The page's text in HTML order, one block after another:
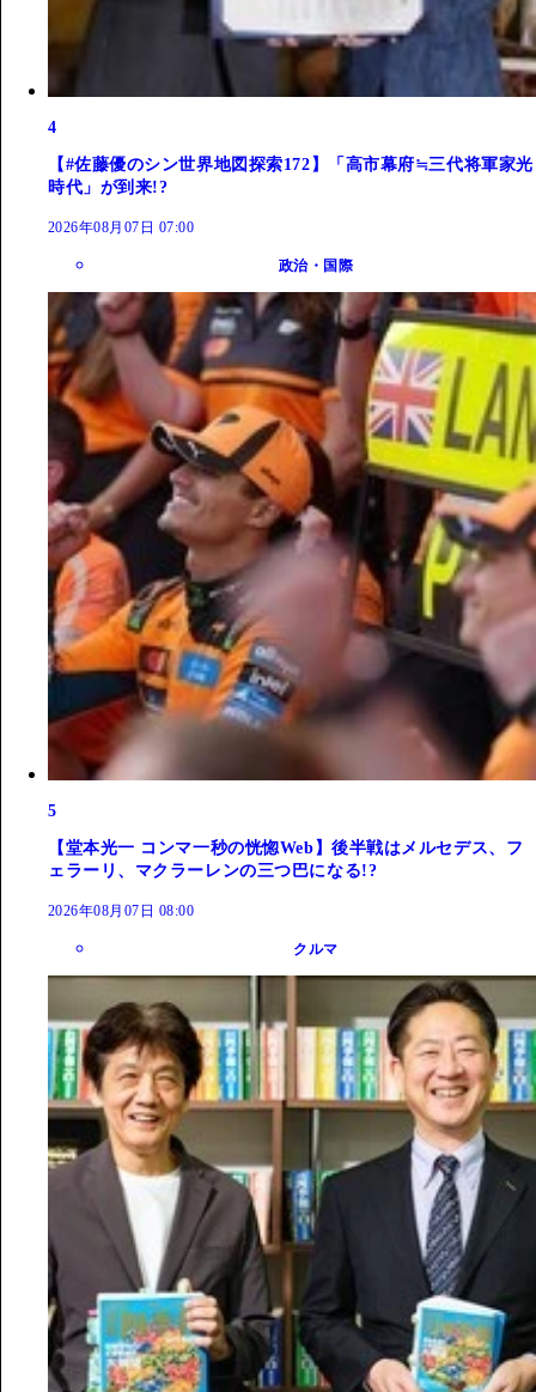
4
【#佐藤優のシン世界地図探索172】「高市幕府≒三代将軍家光
時代」が到来!?
2026年08月07日 07:00
政治・国際
5
【堂本光一 コンマ一秒の恍惚Web】後半戦はメルセデス、フ
ェラーリ、マクラーレンの三つ巴になる!?
2026年08月07日 08:00
クルマ